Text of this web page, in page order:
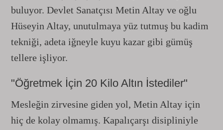
buluyor. Devlet Sanatçısı Metin Altay ve oğlu
Hüseyin Altay, unutulmaya yüz tutmuş bu kadim
tekniği, adeta iğneyle kuyu kazar gibi gümüş
tellere işliyor.
"Öğretmek İçin 20 Kilo Altın İstediler"
Mesleğin zirvesine giden yol, Metin Altay için
hiç de kolay olmamış. Kapalıçarşı disipliniyle